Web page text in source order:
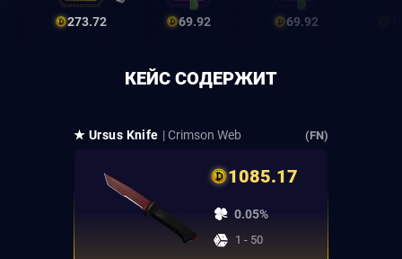
273.72 69.92 69.92
КЕЙС СОДЕРЖИТ
★ Ursus Knife | Crimson Web (FN)
1085.17
0.05%
1 - 50